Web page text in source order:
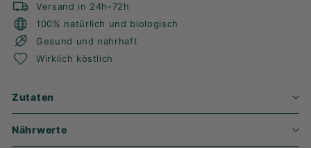
Versand in 24h-72h
100% natürlich und biologisch
Gesund und nahrhaft
Wirklich köstlich
Zutaten
Nährwerte